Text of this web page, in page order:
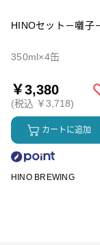
HINOセット－囃子
350ml×4缶
￥3,380
(税込 ￥3,718)
カートに追加
HINO BREWING